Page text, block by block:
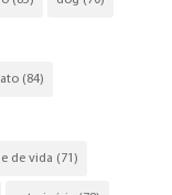
(84)
de vida (71)